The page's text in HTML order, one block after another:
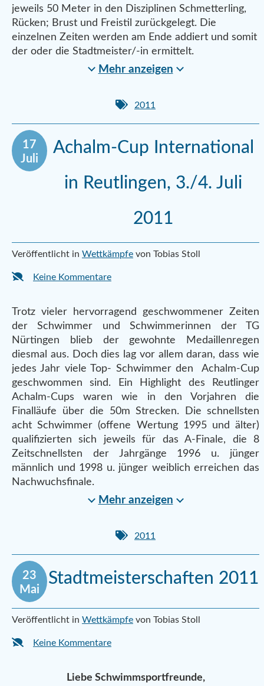
jeweils 50 Meter in den Disziplinen Schmetterling,
Rücken; Brust und Freistil zurückgelegt. Die
einzelnen Zeiten werden am Ende addiert und somit
der oder die Stadtmeister/-in ermittelt.
Mehr anzeigen
2011
17
Juli
Achalm-Cup International
in Reutlingen, 3./4. Juli
2011
Veröffentlicht in Wettkämpfe von Tobias Stoll
Keine Kommentare
Trotz vieler hervorragend geschwommener Zeiten
der Schwimmer und Schwimmerinnen der TG
Nürtingen blieb der gewohnte Medaillenregen
diesmal aus. Doch dies lag vor allem daran, dass wie
jedes Jahr viele Top- Schwimmer den Achalm-Cup
geschwommen sind. Ein Highlight des Reutlinger
Achalm-Cups waren wie in den Vorjahren die
Finalläufe über die 50m Strecken. Die schnellsten
acht Schwimmer (offene Wertung 1995 und älter)
qualifizierten sich jeweils für das A-Finale, die 8
Zeitschnellsten der Jahrgänge 1996 u. jünger
männlich und 1998 u. jünger weiblich erreichen das
Nachwuchsfinale.
Mehr anzeigen
2011
23
Mai
Stadtmeisterschaften 2011
Veröffentlicht in Wettkämpfe von Tobias Stoll
Keine Kommentare
Liebe Schwimmsportfreunde,